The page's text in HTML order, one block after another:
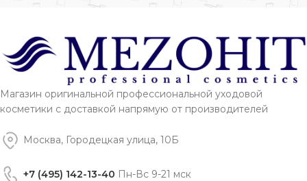
Магазин оригинальной профессиональной уходовой
косметики с доставкой напрямую от производителей
Москва, Городецкая улица, 10Б
+7 (495) 142-13-40 Пн-Вс 9-21 мск